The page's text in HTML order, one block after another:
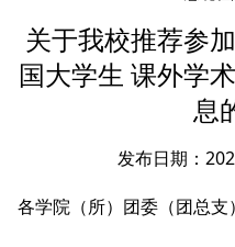
关于我校推荐参
国大学生 课外学
息
发布日期：
各学院（所）团委（团总支